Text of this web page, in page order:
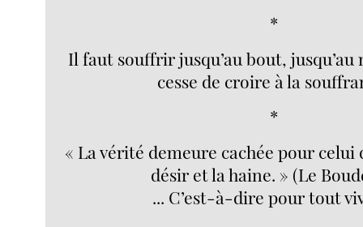
*
Il faut souffrir jusqu’au bout, jusqu’au
cesse de croire à la
*
« La vérité demeure cachée pour celui
désir et la haine. » (Le
... C’est-à-dire pour tout